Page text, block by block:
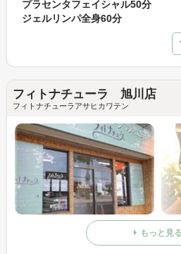
プラセンタフェイシャル50分
ジェルリンパ全身60分
フィトナチューラ 旭川店
フィトナチューラアサヒカワテン
もっと見る